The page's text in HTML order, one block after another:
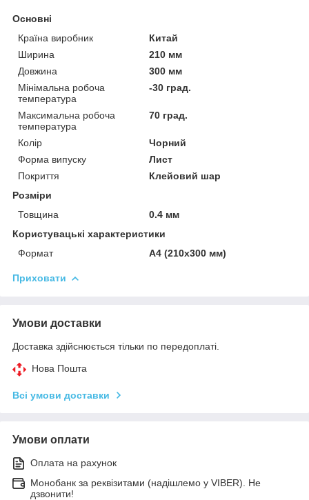
Основні
Країна виробник
Китай
Ширина
210 мм
Довжина
300 мм
Мінімальна робоча
температура
-30 град.
Максимальна робоча
температура
70 град.
Колір
Чорний
Форма випуску
Лист
Покриття
Клейовий шар
Розміри
Товщина
0.4 мм
Користувацькі характеристики
Формат
А4 (210х300 мм)
Приховати
Умови доставки
Доставка здійснюється тільки по передоплаті.
Нова Пошта
Всі умови доставки
Умови оплати
Оплата на рахунок
Монобанк за реквізитами (надішлемо у VIBER). Не
дзвонити!